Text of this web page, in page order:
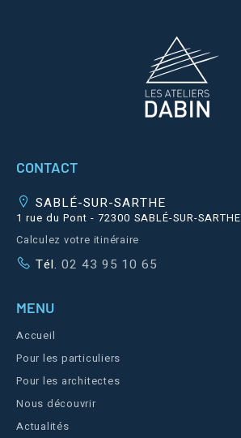
CONTACT
SABLÉ-SUR-SARTHE
1 rue du Pont - 72300 SABLÉ-SUR-SARTHE
Calculez votre itinéraire
Tél. 02 43 95 10 65
MENU
Accueil
Pour les particuliers
Pour les architectes
Nous découvrir
Actualités